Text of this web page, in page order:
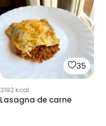
35
3192kcal
Lasagna de carne